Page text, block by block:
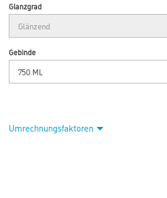
Glanzgrad
Gebinde
Umrechnungsfaktoren